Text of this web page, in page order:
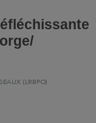
(LRBPO)